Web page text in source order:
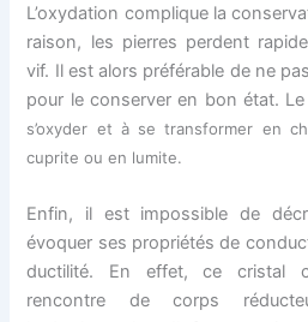
L’oxydation complique la
raison, les pierres perdent
vif. Il est alors préférable de ne
pour le conserver en bon état. Le
s’oxyder et à se transformer en
cuprite ou en lumite.
Enfin, il est impossible de
évoquer ses propriétés de
ductilité. En effet, ce cristal
rencontre de corps